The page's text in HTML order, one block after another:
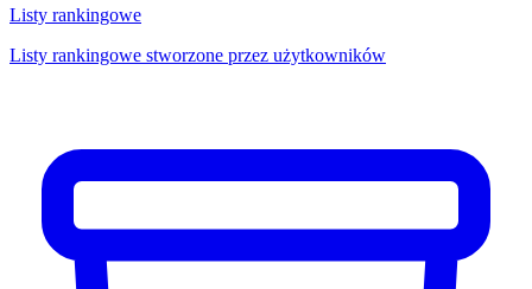
Listy rankingowe
Listy rankingowe stworzone przez użytkowników